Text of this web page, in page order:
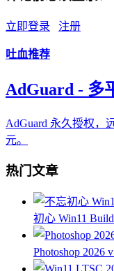
立即登录 注册
吐血推荐
AdGuard - 多
AdGuard 永久授权，
元。
热门文章
初心 Win11
Photoshop 2026